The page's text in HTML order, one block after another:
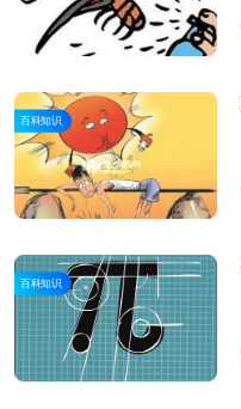
百科知识
百科知识